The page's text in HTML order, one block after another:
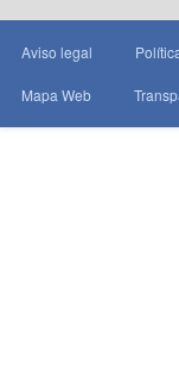
Aviso legal
Mapa Web